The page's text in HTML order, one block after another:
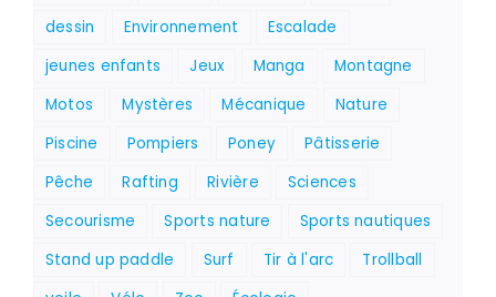
dessin
Environnement
Escalade
jeunes enfants
Jeux Manga
Montagne
Motos
Mystères Mécanique
Nature
Piscine
Pompiers Poney
Pâtisserie
Pêche
Rafting Rivière
Sciences
Secourisme
Sports nature
Sports nautiques
Stand up paddle
Surf Tir à l'arc
Trollball